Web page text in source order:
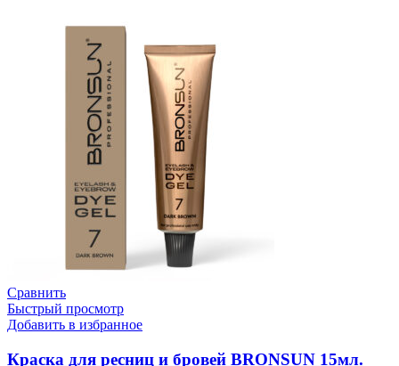
Сравнить
Быстрый просмотр
Добавить в избранное
Краска для ресниц и бровей BRONSUN 15мл.